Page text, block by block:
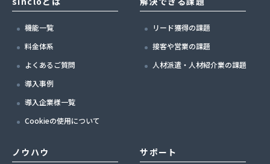
機能一覧
料金体系
よくあるご質問
導入事例
導入企業様一覧
Cookieの使用について
リード獲得の課題
接客や営業の課題
人材派遣・人材紹介業の課題
ノウハウ サポート